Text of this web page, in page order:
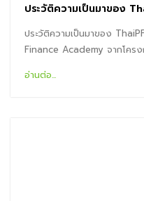
ประวัติความเป็นมาของ
ประวัติความเป็นมาของ
Finance Academy จากโคร
อ่านต่อ...